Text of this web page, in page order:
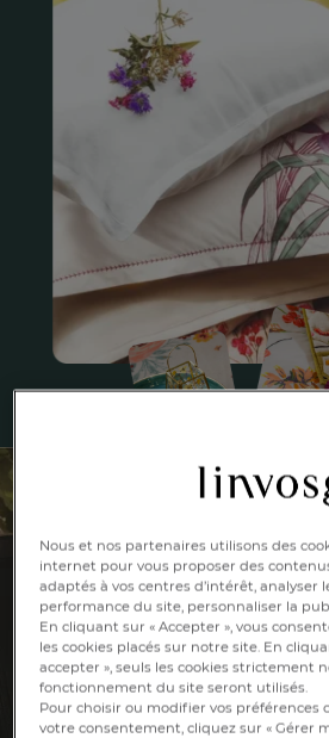
Nous et nos partenaires utilisons des
internet pour vous proposer des
adaptés à vos centres d’intérêt, analyser
performance du site, personnaliser la
En cliquant sur « Accepter », vous
les cookies placés sur notre site. En
accepter », seuls les cookies strictement
fonctionnement du site seront utilisés.
Pour choisir ou modifier vos préférences
votre consentement, cliquez sur « Gérer